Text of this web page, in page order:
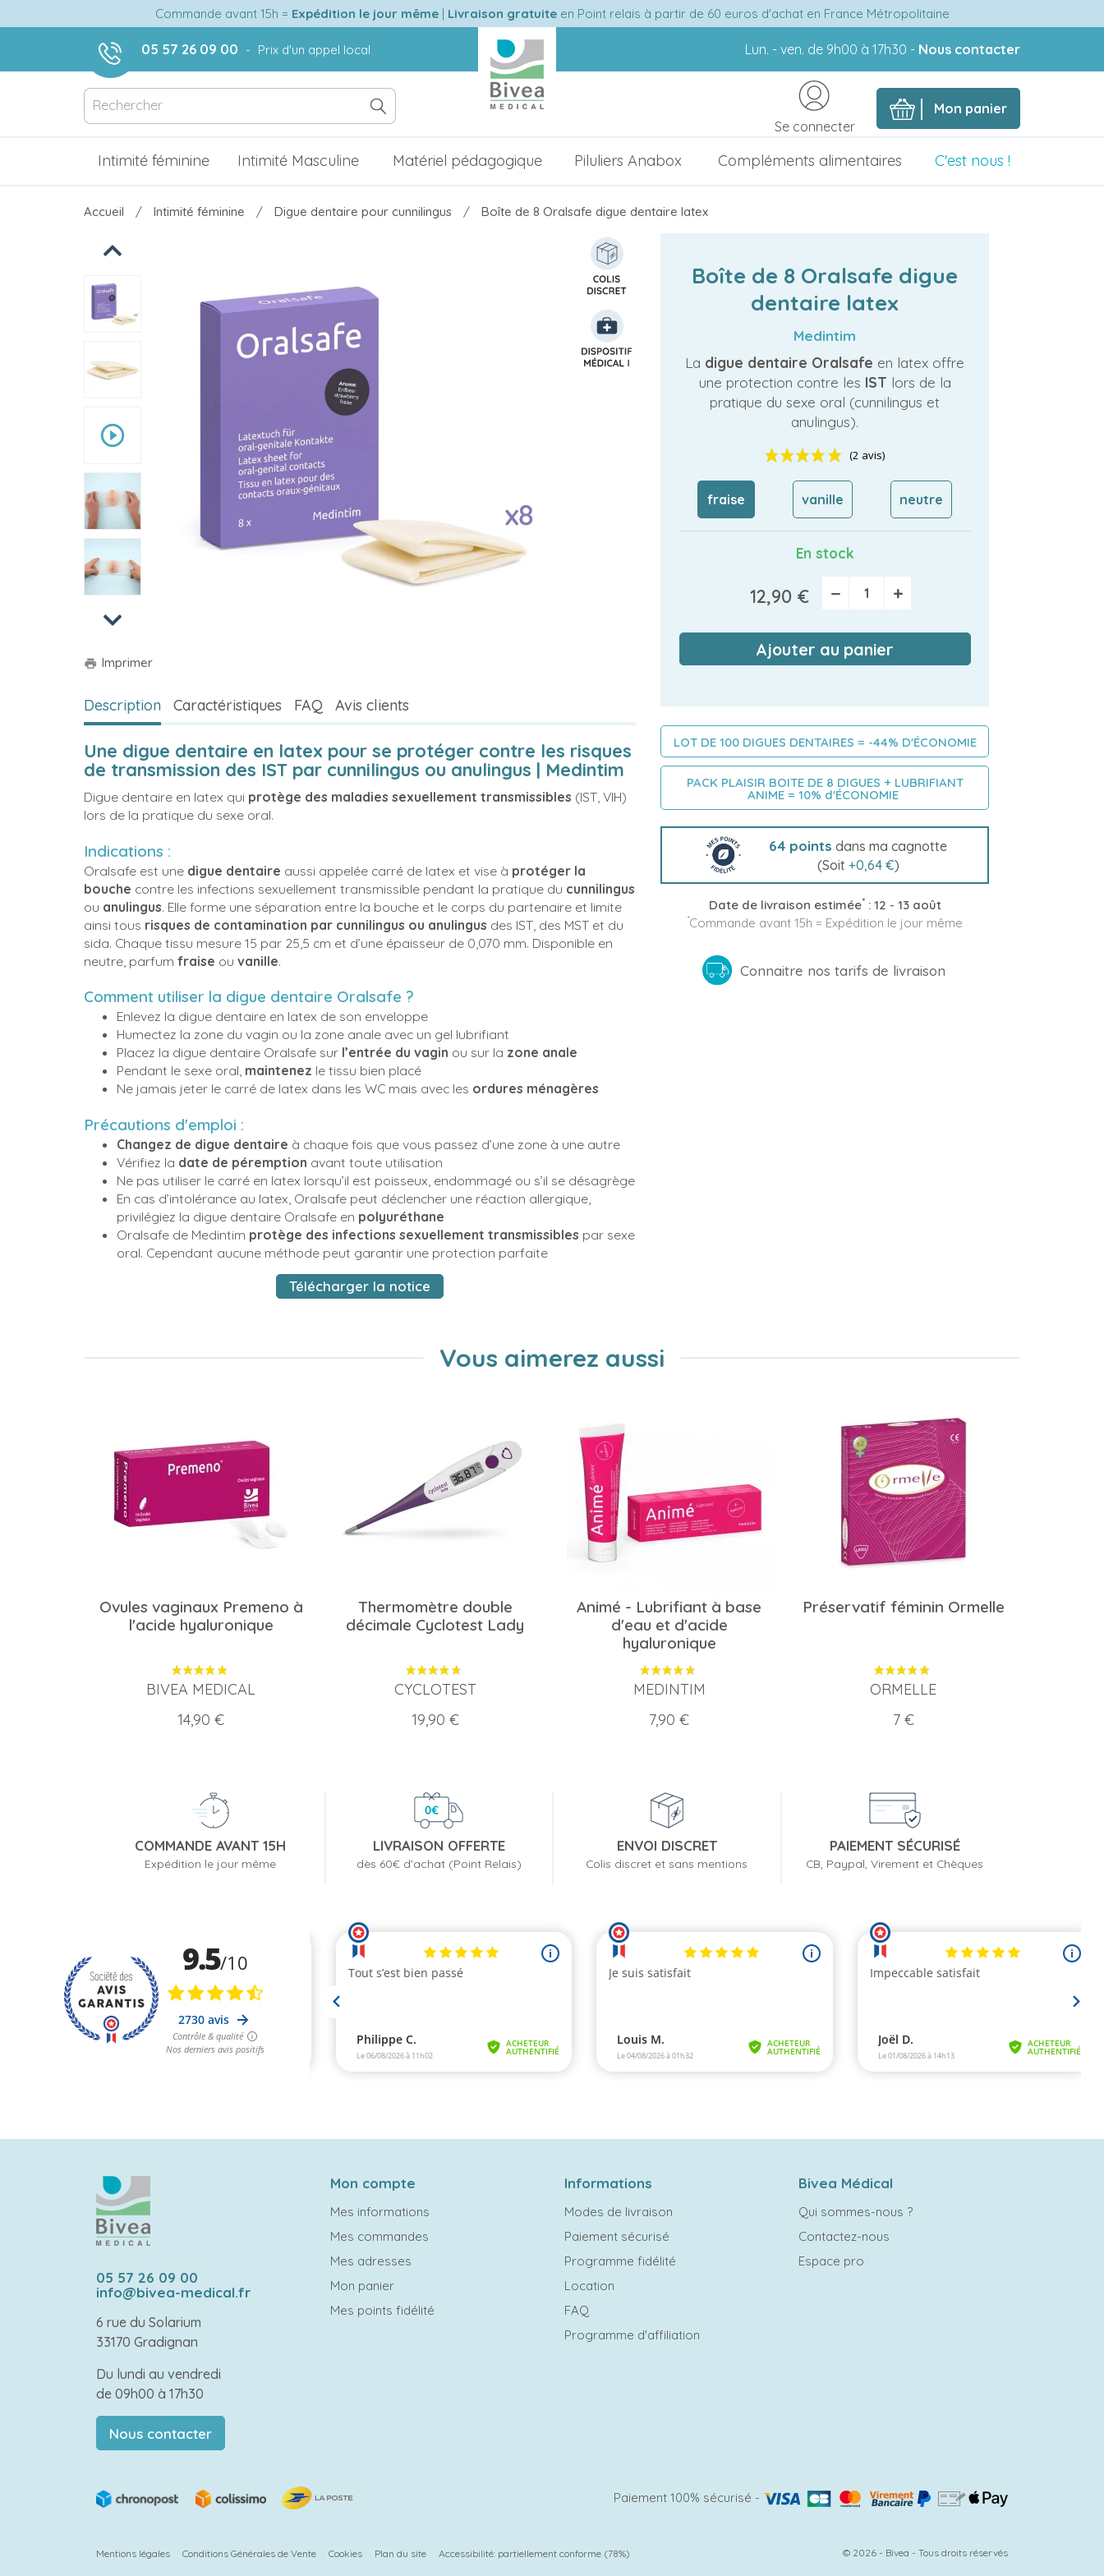
Commande avant 15h = Expédition le jour même| Livraison gratuiteen Point relais à partir de 60 euros d'achat en France Métropolitaine
05 57 26 09 00 - Prix d'un appel local Lun. - ven. de 9h00 à 17h30 - Nous contacter
Mon panier
Se connecter
Intimité féminine Intimité Masculine Matériel pédagogique Piluliers Anabox Compléments alimentaires C'est nous !
Accueil Intimité féminine Digue dentaire pour cunnilingus Boîte de 8 Oralsafe digue dentaire latex
Previous
play_circle_outline
play_circle_outline
Next
print Imprimer
Boîte de 8 Oralsafe digue
dentaire latex
Medintim
La digue dentaire Oralsafe en latex offre
une protection contre les IST lors de la
pratique du sexe oral (cunnilingus et
anulingus).
fraise vanille neutre
En stock
12,90 € − +
Ajouter au panier
LOT DE 100 DIGUES DENTAIRES = -44% D'ÉCONOMIE
PACK PLAISIR BOITE DE 8 DIGUES + LUBRIFIANT
ANIME = 10% d'ÉCONOMIE
64 points dans ma cagnotte
(Soit +0,64 €)
Date de livraison estimée*: 12 - 13 août
*Commande avant 15h = Expédition le jour même
Connaitre nos tarifs de livraison
Description Caractéristiques FAQ Avis clients
Une digue dentaire en latex pour se protéger contre les risques
de transmission des IST par cunnilingus ou anulingus | Medintim
Digue dentaire en latex qui protège des maladies sexuellement transmissibles (IST, VIH)
lors de la pratique du sexe oral.
Indications :
Oralsafe est une digue dentaire aussi appelée carré de latex et vise à protéger la
bouche contre les infections sexuellement transmissible pendant la pratique du cunnilingus
ou anulingus. Elle forme une séparation entre la bouche et le corps du partenaire et limite
ainsi tous risques de contamination par cunnilingus ou anulingus des IST, des MST et du
sida. Chaque tissu mesure 15 par 25,5 cm et d’une épaisseur de 0,070 mm. Disponible en
neutre, parfum fraise ou vanille.
Comment utiliser la digue dentaire Oralsafe ?
Enlevez la digue dentaire en latex de son enveloppe
Humectez la zone du vagin ou la zone anale avec un gel lubrifiant
Placez la digue dentaire Oralsafe sur l’entrée du vagin ou sur la zone anale
Pendant le sexe oral, maintenez le tissu bien placé
Ne jamais jeter le carré de latex dans les WC mais avec les ordures ménagères
Précautions d'emploi :
Changez de digue dentaire à chaque fois que vous passez d’une zone à une autre
Vérifiez la date de péremption avant toute utilisation
Ne pas utiliser le carré en latex lorsqu’il est poisseux, endommagé ou s’il se désagrège
En cas d’intolérance au latex, Oralsafe peut déclencher une réaction allergique,
privilégiez la digue dentaire Oralsafe en polyuréthane
Oralsafe de Medintim protège des infections sexuellement transmissibles par sexe
oral. Cependant aucune méthode peut garantir une protection parfaite
Télécharger la notice
Vous aimerez aussi
Ovules vaginaux Premeno à
l'acide hyaluronique
BIVEA MEDICAL
Prix
14,90 €
Thermomètre double
décimale Cyclotest Lady
CYCLOTEST
Prix
19,90 €
Animé - Lubrifiant à base
d'eau et d'acide
hyaluronique
MEDINTIM
Prix
7,90 €
Préservatif féminin Ormelle
ORMELLE
Prix
7 €
COMMANDE AVANT 15H
Expédition le jour même
LIVRAISON OFFERTE
dès 60€ d'achat (Point Relais)
ENVOI DISCRET
Colis discret et sans mentions
PAIEMENT SÉCURISÉ
CB, Paypal, Virement et Chèques
05 57 26 09 00
info@bivea-medical.fr
6 rue du Solarium
33170 Gradignan
Du lundi au vendredi
de 09h00 à 17h30
Nous contacter
Mon compte
Mes informations
Mes commandes
Mes adresses
Mon panier
Mes points fidélité
Informations
Modes de livraison
Paiement sécurisé
Programme fidélité
Location
FAQ
Programme d'affiliation
Bivea Médical
Qui sommes-nous ?
Contactez-nous
Espace pro
Paiement 100% sécurisé -
Mentions légales Conditions Générales de Vente Cookies Plan du site Accessibilité: partiellement conforme (78%) © 2026 - Bivea - Tous droits réservés